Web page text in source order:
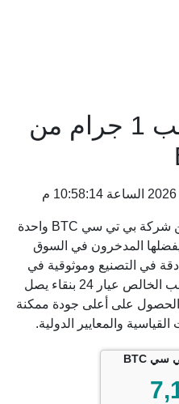
سعر سبيكة الذهب 1 جرام من
تعتبر السبيكة 1 جرام المقدمة من شركة بي تي سي BTC واحدة
يفضلها المدخرون في السوق
في التصنيع وموثوقية في
النقاء. تُصنع هذه السبيكة من الذهب الخالص عيار 24 بنقاء يصل
الحصول على أعلى جودة ممكنة
والمعايير الدولية.